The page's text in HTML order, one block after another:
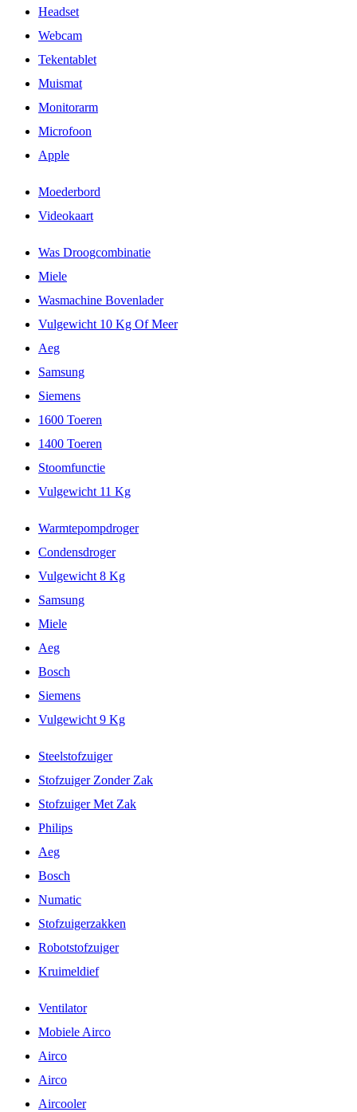
Headset
Webcam
Tekentablet
Muismat
Monitorarm
Microfoon
Apple
Moederbord
Videokaart
Was Droogcombinatie
Miele
Wasmachine Bovenlader
Vulgewicht 10 Kg Of Meer
Aeg
Samsung
Siemens
1600 Toeren
1400 Toeren
Stoomfunctie
Vulgewicht 11 Kg
Warmtepompdroger
Condensdroger
Vulgewicht 8 Kg
Samsung
Miele
Aeg
Bosch
Siemens
Vulgewicht 9 Kg
Steelstofzuiger
Stofzuiger Zonder Zak
Stofzuiger Met Zak
Philips
Aeg
Bosch
Numatic
Stofzuigerzakken
Robotstofzuiger
Kruimeldief
Ventilator
Mobiele Airco
Airco
Airco
Aircooler